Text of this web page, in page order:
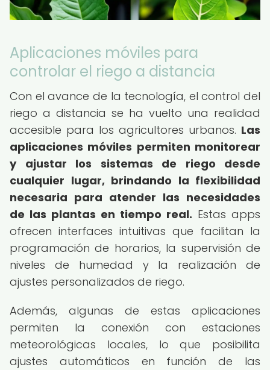
Aplicaciones móviles para
controlar el riego a distancia
Con el avance de la tecnología, el control del
riego a distancia se ha vuelto una realidad
accesible para los agricultores urbanos. Las
aplicaciones móviles permiten monitorear
y ajustar los sistemas de riego desde
cualquier lugar, brindando la flexibilidad
necesaria para atender las necesidades
de las plantas en tiempo real. Estas apps
ofrecen interfaces intuitivas que facilitan la
programación de horarios, la supervisión de
niveles de humedad y la realización de
ajustes personalizados de riego.
Además, algunas de estas aplicaciones
permiten la conexión con estaciones
meteorológicas locales, lo que posibilita
ajustes automáticos en función de las